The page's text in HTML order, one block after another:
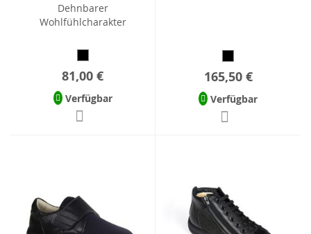
Dehnbarer
Wohlfühlcharakter
81,00 €
Verfügbar
165,50 €
Verfügbar